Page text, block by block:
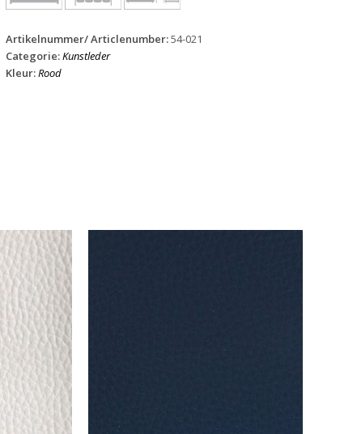
Artikelnummer/ Articlenumber:54-021
Categorie:Kunstleder
Kleur:Rood